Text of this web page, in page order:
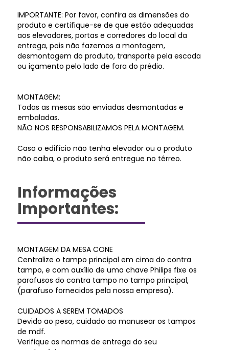
IMPORTANTE: Por favor, confira as dimensões do
produto e certifique-se de que estão adequadas
aos elevadores, portas e corredores do local da
entrega, pois não fazemos a montagem,
desmontagem do produto, transporte pela escada
ou içamento pelo lado de fora do prédio.
MONTAGEM:
Todas as mesas são enviadas desmontadas e
embaladas.
NÃO NOS RESPONSABILIZAMOS PELA MONTAGEM.
Caso o edifício não tenha elevador ou o produto
não caiba, o produto será entregue no térreo.
Informações
Importantes:
MONTAGEM DA MESA CONE
Centralize o tampo principal em cima do contra
tampo, e com auxílio de uma chave Philips fixe os
parafusos do contra tampo no tampo principal,
(parafuso fornecidos pela nossa empresa).
CUIDADOS A SEREM TOMADOS
Devido ao peso, cuidado ao manusear os tampos
de mdf.
Verifique as normas de entrega do seu